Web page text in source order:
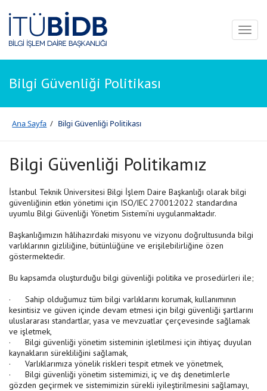
Bilgi Güvenliği Politikası
Ana Sayfa / Bilgi Güvenliği Politikası
Bilgi Güvenliği Politikamız
İstanbul Teknik Üniversitesi Bilgi İşlem Daire Başkanlığı olarak bilgi
güvenliğinin etkin yönetimi için ISO/IEC 27001:2022 standardına
uyumlu Bilgi Güvenliği Yönetim Sistemi’ni uygulanmaktadır.
Başkanlığımızın hâlihazırdaki misyonu ve vizyonu doğrultusunda bilgi
varlıklarının gizliliğine, bütünlüğüne ve erişilebilirliğine özen
göstermektedir.
Bu kapsamda oluşturduğu bilgi güvenliği politika ve prosedürleri ile;
· Sahip olduğumuz tüm bilgi varlıklarını korumak, kullanımının
kesintisiz ve güven içinde devam etmesi için bilgi güvenliği şartlarını
uluslararası standartlar, yasa ve mevzuatlar çerçevesinde sağlamak
ve işletmek,
· Bilgi güvenliği yönetim sisteminin işletilmesi için ihtiyaç duyulan
kaynakların sürekliliğini sağlamak,
· Varlıklarımıza yönelik riskleri tespit etmek ve yönetmek,
· Bilgi güvenliği yönetim sistemimizi, iç ve dış denetimlerle
gözden geçirmek ve sistemimizin sürekli iyileştirilmesini sağlamayı,